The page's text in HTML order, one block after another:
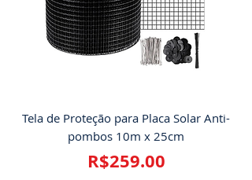
Tela de Proteção para Placa Solar Anti-
pombos 10m x 25cm
Price
R$259.00